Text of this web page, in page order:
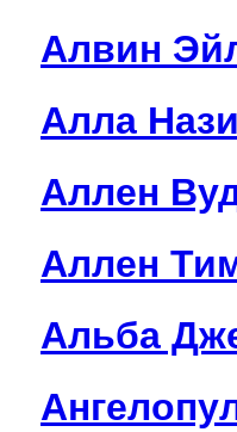
Алвин
Алла
Аллен
Аллен
Альба